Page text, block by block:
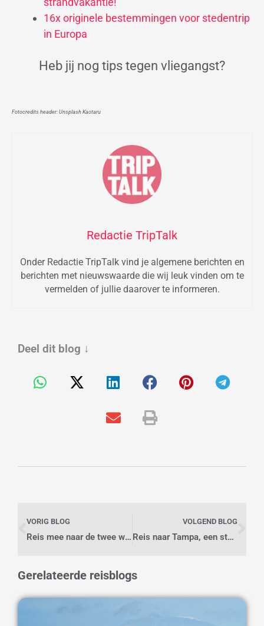
16x originele bestemmingen voor stedentrip
in Europa
Heb jij nog tips tegen vliegangst?
Fotocredits header: Unsplash Kaotaru
Redactie TripTalk
Onder Redactie TripTalk vind je algemene berichten en
berichten met nieuwswaarde die wij leuk vinden om te
vermelden of jullie daarover te informeren.
Deel dit blog ↓
VORIG BLOG
Reis mee naar de twee werelden in het bijzondere Egypte
VOLGEND BLOG
Reis naar Tampa, een stad in Florida die je niet moet overslaan
Gerelateerde reisblogs